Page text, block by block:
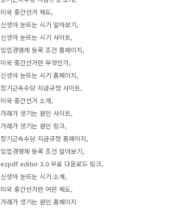
미국 중간선거 제도
신생아 눈뜨는 시기 알아보기
신생아 눈뜨는 시기 사이트
임업경영체 등록 조건 홈페이지
미국 중간선거란 무엇인가
신생아 눈뜨는 시기 홈페이지
장기근속수당 지급규정 사이트
미국 중간선거 소개
가래가 생기는 원인 사이트
가래가 생기는 원인 링크
장기근속수당 지급규정 홈페이지
임업경영체 등록 조건 알아보기
ezpdf editor 3.0 무료 다운로드 링크
신생아 눈뜨는 시기 소개
미국 중간선거란 어떤 제도
가래가 생기는 원인 홈페이지